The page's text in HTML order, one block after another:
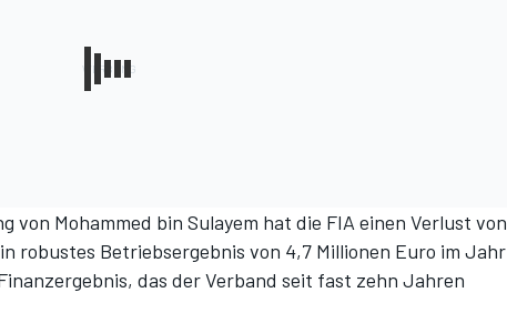
Mohammed bin Sulayem hat die FIA einen Verlust von
robustes Betriebsergebnis von 4,7 Millionen Euro im Jahr
das der Verband seit fast zehn Jahren